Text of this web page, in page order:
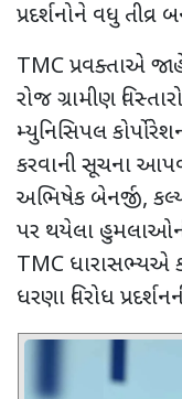
પ્રદર્શનોને વધુ
TMCપ્રવક્તાએ
રોજ ગ્રામીણ
મ્યુનિસિપલ
કરવાની સૂચના
અભિષેક બેનર્જી,
પર થયેલા
TMC ધારાસભ્યએ
ધરણા વિરોધ